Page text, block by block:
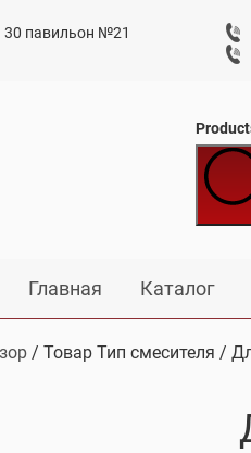
30 павильон №21
Главная Каталог
/ Товар Тип смесителя /